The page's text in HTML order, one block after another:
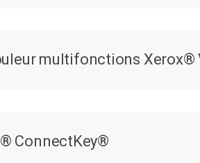
multifonctions Xerox®
ConnectKey®